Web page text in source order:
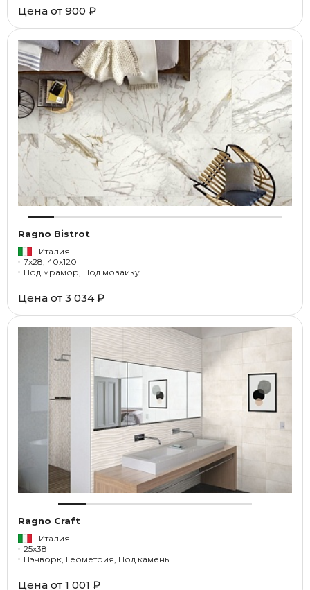
Цена от 900 ₽
Ragno Bistrot
Италия
7x28, 40x120
Под мрамор, Под мозаику
Цена от 3 034 ₽
Ragno Craft
Италия
25x38
Пэчворк, Геометрия, Под камень
Цена от 1 001 ₽